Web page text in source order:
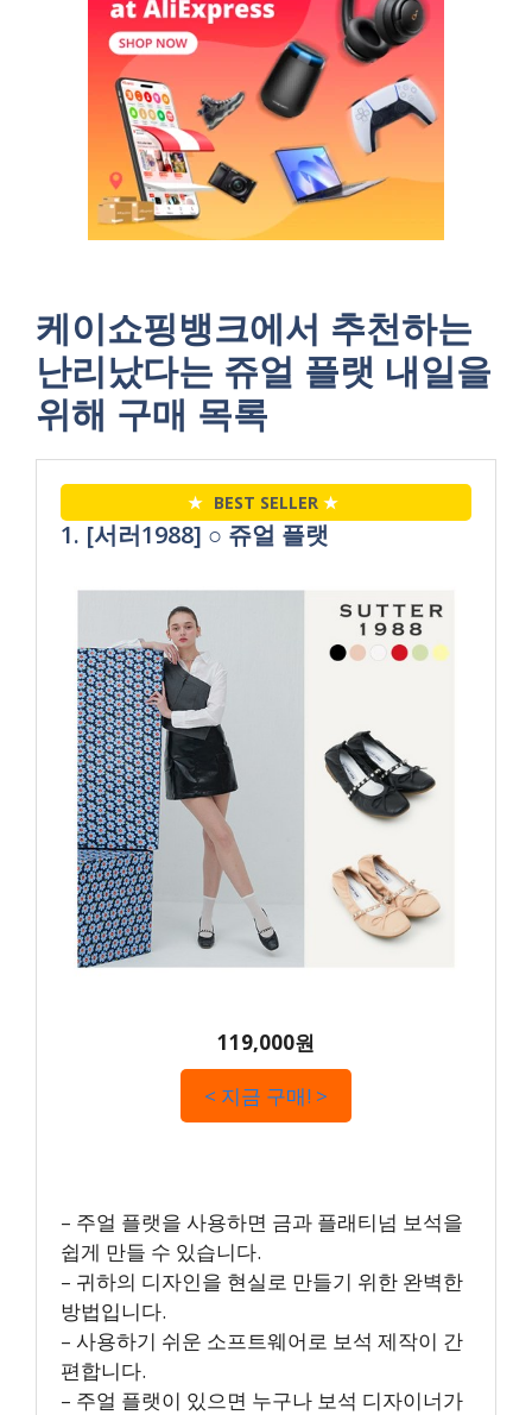
케이쇼핑뱅크에서 추천하는
난리났다는 쥬얼 플랫 내일을
위해 구매 목록
★ BEST SELLER ★
1. [서러1988] ○ 쥬얼 플랫
119,000원
< 지금 구매! >
– 주얼 플랫을 사용하면 금과 플래티넘 보석을
쉽게 만들 수 있습니다.
– 귀하의 디자인을 현실로 만들기 위한 완벽한
방법입니다.
– 사용하기 쉬운 소프트웨어로 보석 제작이 간
편합니다.
– 주얼 플랫이 있으면 누구나 보석 디자이너가